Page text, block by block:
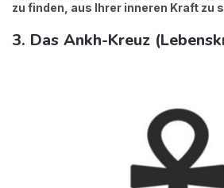
zu finden, aus Ihrer inneren Kraft zu
3. Das Ankh-Kreuz